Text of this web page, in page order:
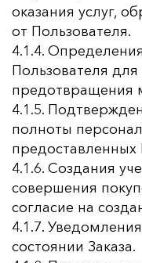
оказания услуг,
от Пользователя.
4.1.4.
Пользователя
предотвращения
4.1.5.
полноты
предоставленных
4.1.6. Создания
совершения
согласие на
4.1.7.
состоянии Заказа.